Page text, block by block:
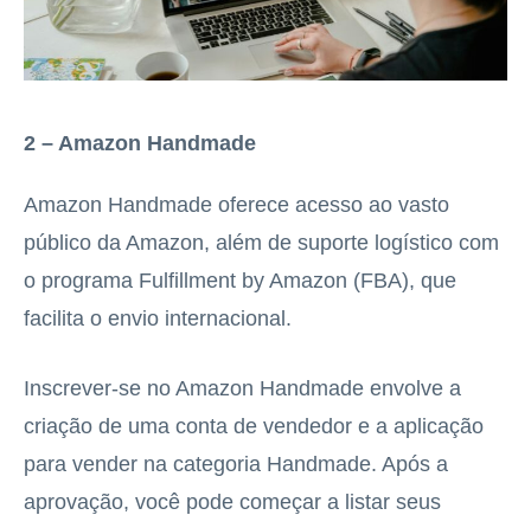
2 – Amazon Handmade
Amazon Handmade oferece acesso ao vasto
público da Amazon, além de suporte logístico com
o programa Fulfillment by Amazon (FBA), que
facilita o envio internacional.
Inscrever-se no Amazon Handmade envolve a
criação de uma conta de vendedor e a aplicação
para vender na categoria Handmade. Após a
aprovação, você pode começar a listar seus